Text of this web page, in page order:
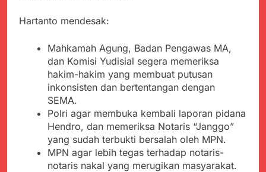
Hartanto mendesak:
Mahkamah Agung, Badan Pengawas MA,
dan Komisi Yudisial segera memeriksa
hakim-hakim yang membuat putusan
inkonsisten dan bertentangan dengan
SEMA.
Polri agar membuka kembali laporan pidana
Hendro, dan memeriksa Notaris “Janggo”
yang sudah terbukti bersalah oleh MPN.
MPN agar lebih tegas terhadap notaris-
notaris nakal yang merugikan masyarakat.